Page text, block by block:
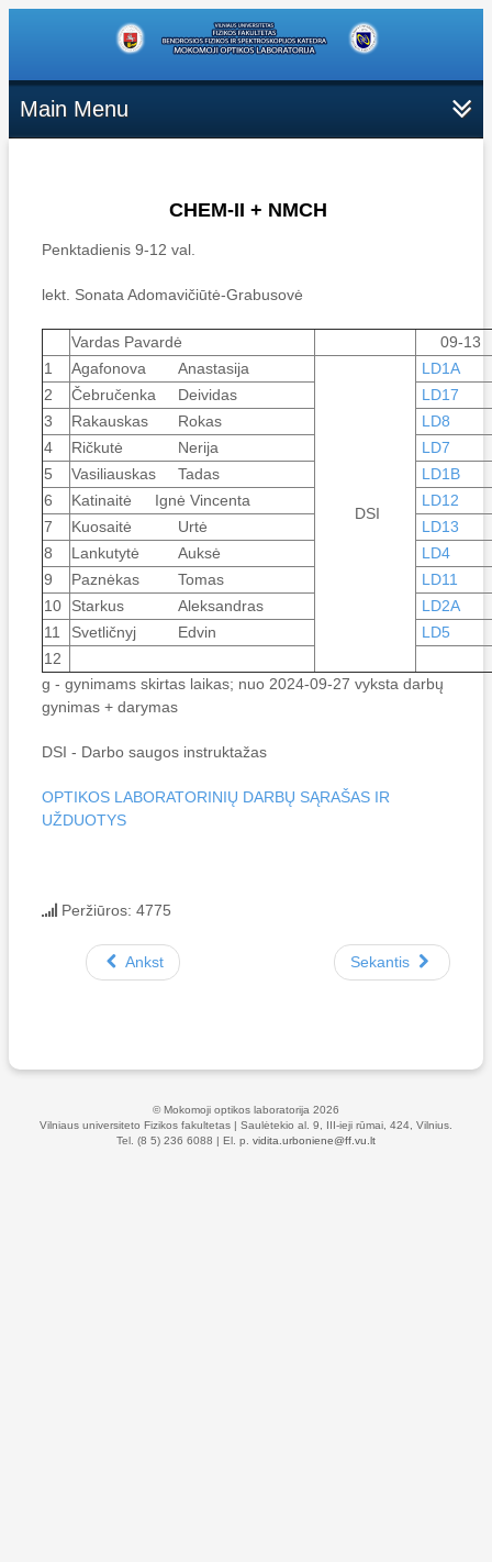
Main Menu
CHEM-II + NMCH
Penktadienis 9-12 val.
lekt. Sonata Adomavičiūtė-Grabusovė
Vardas Pavardė
09-13
1
Agafonova Anastasija
DSI
LD1A
2
Čebručenka Deividas
LD17
3
Rakauskas Rokas
LD8
4
Ričkutė Nerija
LD7
5
Vasiliauskas Tadas
LD1B
6
Katinaitė Ignė Vincenta
LD12
7
Kuosaitė Urtė
LD13
8
Lankutytė Auksė
LD4
9
Paznėkas Tomas
LD11
10
Starkus Aleksandras
LD2A
11
Svetličnyj Edvin
LD5
12
g - gynimams skirtas laikas; nuo 2024-09-27 vyksta darbų
gynimas + darymas
DSI - Darbo saugos instruktažas
OPTIKOS LABORATORINIŲ DARBŲ SĄRAŠAS IR
UŽDUOTYS
Peržiūros: 4775
Ankst Sekantis
© Mokomoji optikos laboratorija 2026
Vilniaus universiteto Fizikos fakultetas | Saulėtekio al. 9, III-ieji rūmai, 424, Vilnius.
Tel. (8 5) 236 6088 | El. p. vidita.urboniene@ff.vu.lt